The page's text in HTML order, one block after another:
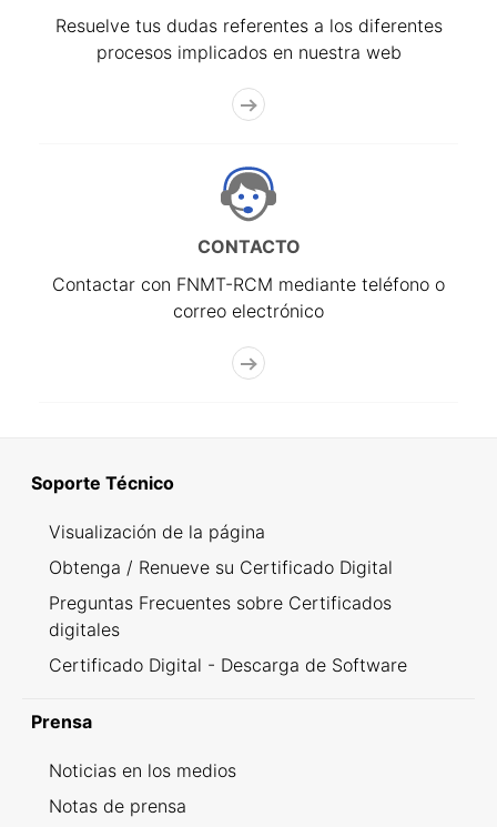
Resuelve tus dudas referentes a los diferentes
procesos implicados en nuestra web
CONTACTO
Contactar con FNMT-RCM mediante teléfono o
correo electrónico
Soporte Técnico
Visualización de la página
Obtenga / Renueve su Certificado Digital
Preguntas Frecuentes sobre Certificados
digitales
Certificado Digital - Descarga de Software
Prensa
Noticias en los medios
Notas de prensa